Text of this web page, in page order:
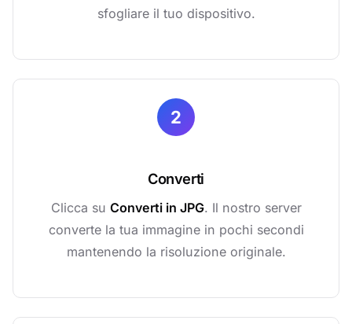
sfogliare il tuo dispositivo.
2
Converti
Clicca su Converti in JPG. Il nostro server
converte la tua immagine in pochi secondi
mantenendo la risoluzione originale.